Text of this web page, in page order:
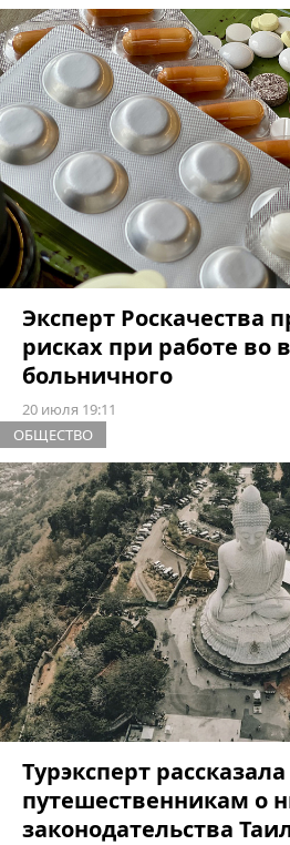
Эксперт Роскачества
рисках при работе во
больничного
20 июля 19:11
ОБЩЕСТВО
Турэксперт
путешественникам о
законодательства